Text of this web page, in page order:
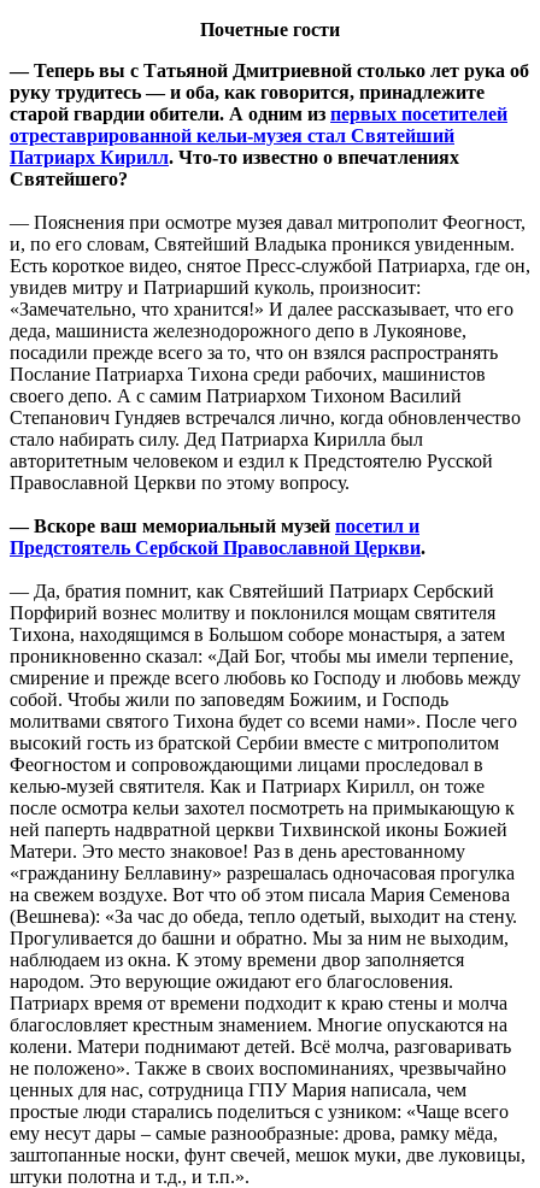
Почетные гости
— Теперь вы с Татьяной Дмитриевной столько лет рука об
руку трудитесь — и оба, как говорится, принадлежите
старой гвардии обители. А одним из первых посетителей
отреставрированной кельи-музея стал Святейший
Патриарх Кирилл. Что-то известно о впечатлениях
Святейшего?
— Пояснения при осмотре музея давал митрополит Феогност,
и, по его словам, Святейший Владыка проникся увиденным.
Есть короткое видео, снятое Пресс-службой Патриарха, где он,
увидев митру и Патриарший куколь, произносит:
«Замечательно, что хранится!» И далее рассказывает, что его
деда, машиниста железнодорожного депо в Лукоянове,
посадили прежде всего за то, что он взялся распространять
Послание Патриарха Тихона среди рабочих, машинистов
своего депо. А с самим Патриархом Тихоном Василий
Степанович Гундяев встречался лично, когда обновленчество
стало набирать силу. Дед Патриарха Кирилла был
авторитетным человеком и ездил к Предстоятелю Русской
Православной Церкви по этому вопросу.
— Вскоре ваш мемориальный музей посетил и
Предстоятель Сербской Православной Церкви.
— Да, братия помнит, как Святейший Патриарх Сербский
Порфирий вознес молитву и поклонился мощам святителя
Тихона, находящимся в Большом соборе монастыря, а затем
проникновенно сказал: «Дай Бог, чтобы мы имели терпение,
смирение и прежде всего любовь ко Господу и любовь между
собой. Чтобы жили по заповедям Божиим, и Господь
молитвами святого Тихона будет со всеми нами». После чего
высокий гость из братской Сербии вместе с митрополитом
Феогностом и сопровождающими лицами проследовал в
келью-музей святителя. Как и Патриарх Кирилл, он тоже
после осмотра кельи захотел посмотреть на примыкающую к
ней паперть надвратной церкви Тихвинской иконы Божией
Матери. Это место знаковое! Раз в день арестованному
«гражданину Беллавину» разрешалась одночасовая прогулка
на свежем воздухе. Вот что об этом писала Мария Семенова
(Вешнева): «За час до обеда, тепло одетый, выходит на стену.
Прогуливается до башни и обратно. Мы за ним не выходим,
наблюдаем из окна. К этому времени двор заполняется
народом. Это верующие ожидают его благословения.
Патриарх время от времени подходит к краю стены и молча
благословляет крестным знамением. Многие опускаются на
колени. Матери поднимают детей. Всё молча, разговаривать
не положено». Также в своих воспоминаниях, чрезвычайно
ценных для нас, сотрудница ГПУ Мария написала, чем
простые люди старались поделиться с узником: «Чаще всего
ему несут дары – самые разнообразные: дрова, рамку мёда,
заштопанные носки, фунт свечей, мешок муки, две луковицы,
штуки полотна и т.д., и т.п.».